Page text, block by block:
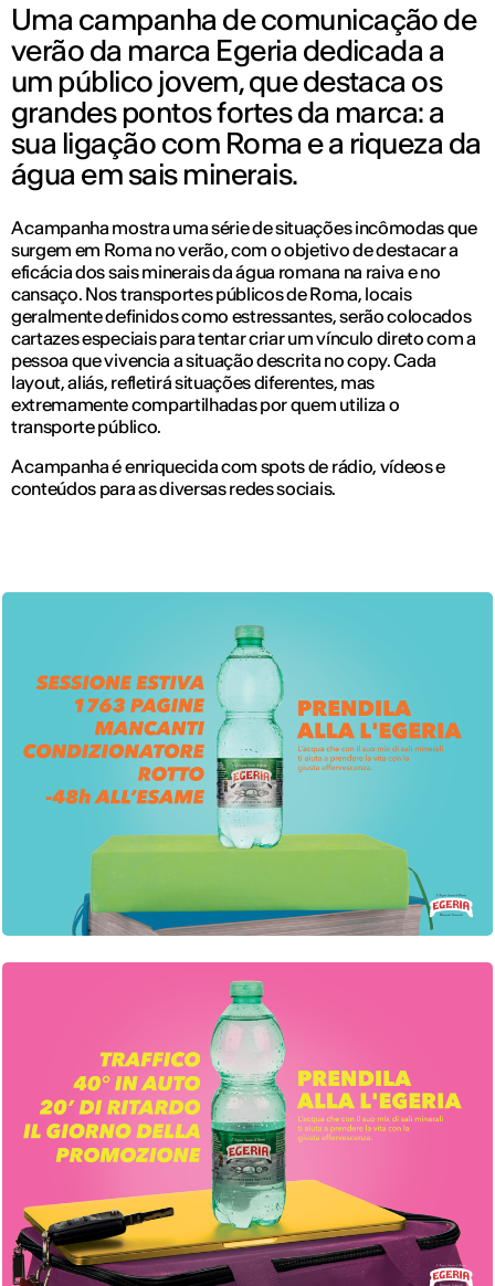
Uma campanha de comunicação de
verão da marca Egeria dedicada a
um público jovem, que destaca os
grandes pontos fortes da marca: a
sua ligação com Roma e a riqueza da
água em sais minerais.
A campanha mostra uma série de situações incômodas que
surgem em Roma no verão, com o objetivo de destacar a
eficácia dos sais minerais da água romana na raiva e no
cansaço. Nos transportes públicos de Roma, locais
geralmente definidos como estressantes, serão colocados
cartazes especiais para tentar criar um vínculo direto com a
pessoa que vivencia a situação descrita no copy. Cada
layout, aliás, refletirá situações diferentes, mas
extremamente compartilhadas por quem utiliza o
transporte público.
A campanha é enriquecida com spots de rádio, vídeos e
conteúdos para as diversas redes sociais.